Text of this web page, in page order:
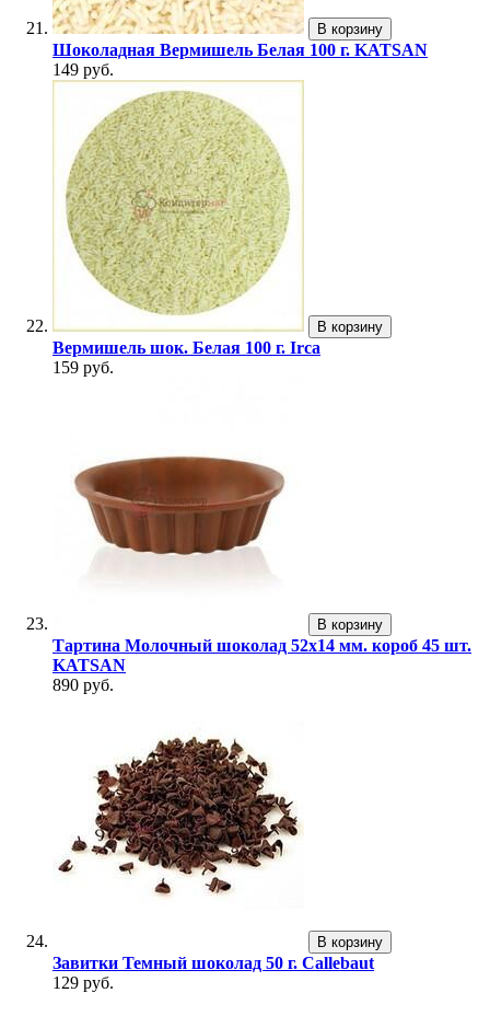
В корзину
Шоколадная Вермишель Белая 100 г. KATSAN
149 руб.
В корзину
Вермишель шок. Белая 100 г. Irca
159 руб.
В корзину
Тартина Молочный шоколад 52х14 мм. короб 45 шт.
KATSAN
890 руб.
В корзину
Завитки Темный шоколад 50 г. Callebaut
129 руб.